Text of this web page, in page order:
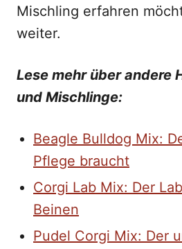
Mischling erfahren
weiter.
Lese mehr über andere
und Mischlinge:
Beagle Bulldog Mix:
Pflege braucht
Corgi Lab Mix: Der
Beinen
Pudel Corgi Mix: Der